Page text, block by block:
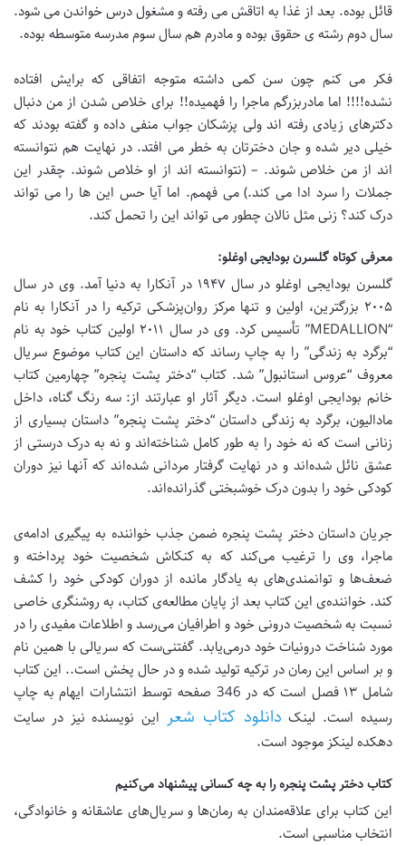
قائل بوده. بعد از غذا به اتاقش می رفته و مشغول درس خواندن می شود.
سال دوم رشته ی حقوق بوده و مادرم هم سال سوم مدرسه متوسطه بوده.
فکر می کنم چون سن کمی داشته متوجه اتفاقی که برایش افتاده
نشده!!!! اما مادربزرگم ماجرا را فهمیده!! برای خلاص شدن از من دنبال
دکترهای زیادی رفته اند ولی پزشکان جواب منفی داده و گفته بودند که
خیلی دیر شده و جان دخترتان به خطر می افتد. در نهایت هم نتوانسته
اند از من خلاص شوند. – (نتوانسته اند از او خلاص شوند. چقدر این
جملات را سرد ادا می کند.) می فهمم. اما آیا حس این ها را می تواند
درک کند؟ زنی مثل نالان چطور می تواند این را تحمل کند.
معرفی کوتاه گلسرن بودایجی اوغلو:
گلسرن بودایجی اوغلو در سال ۱۹۴۷ در آنکارا به دنیا آمد. وی در سال
۲۰۰۵ بزرگترین، اولین و تنها مرکز روان‌پزشکی ترکیه را در آنکارا به نام
“MEDALLION” تأسیس کرد. وی در سال ۲۰۱۱ اولین کتاب خود به نام
“برگرد به زندگی” را به چاپ رساند که داستان این کتاب موضوع سریال
معروف “عروس استانبول” شد. کتاب “دختر پشت پنجره” چهارمین کتاب
خانم بودایجی اوغلو است. دیگر آثار او عبارتند از: سه رنگ گناه، داخل
مادالیون، برگرد به زندگی داستان “دختر پشت پنجره” داستان بسیاری از
زنانی است که نه خود را به طور کامل شناخته‌اند و نه به درک درستی از
عشق نائل شده‌اند و در نهایت گرفتار مردانی شده‌اند که آنهـا نیز دوران
کودکی خود را بدون درک خوشبختی گذرانده‌اند.
جریان داستان دختر پشت پنجره ضمن جذب خواننده به پیگیری ادامه‌ی
ماجرا، وی را ترغیب می‌‎کند که به کنکاش شخصیت خود پرداخته و
ضعف‌ها و توانمندی‌های به یادگار مانده از دوران کودکی خود را کشف
کند. خواننده‌ی این کتاب بعد از پایان مطالعه‌ی کتاب، به روشنگری خاصی
نسبت به شخصیت درونی خود و اطرافیان می‌رسد و اطلاعات مفیدی را در
مورد شناخت درونیات خود درمی‌یابد. گفتنی‌ست که سریالی با همین نام
و بر اساس این رمان در ترکیه تولید شده و در حال پخش است.. این کتاب
شامل ۱۳ فصل است که در 346 صفحه توسط انتشارات ایهام به چاپ
رسیده است. لینک دانلود کتاب شعر این نویسنده نیز در سایت
دهکده لینکز موجود است.
کتاب دختر پشت پنجره را به چه کسانی پیشنهاد می‌کنیم
این کتاب برای علاقه‌مندان به رمان‌ها و سریال‌های عاشقانه و خانوادگی،
انتخاب مناسبی است.